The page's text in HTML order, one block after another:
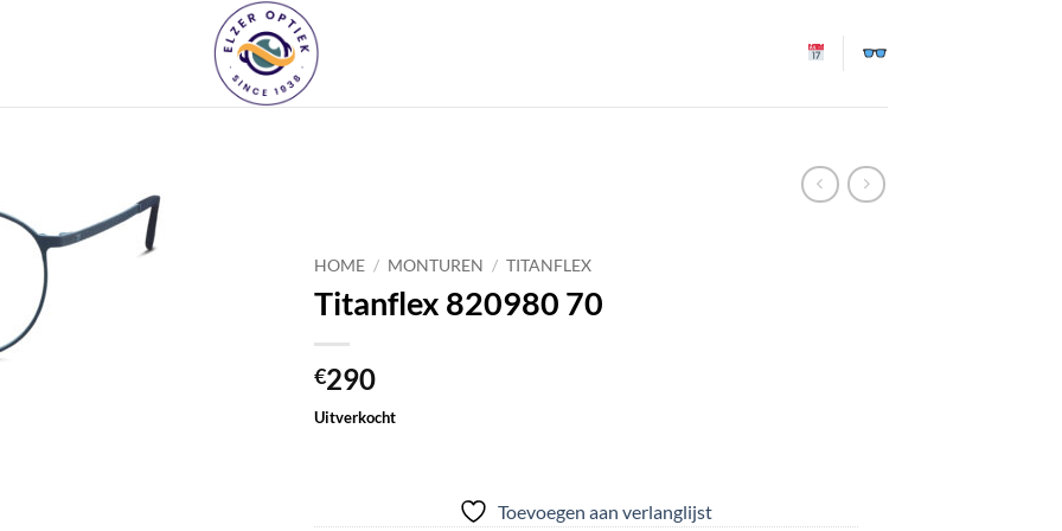
Toevoegen
HOME / MONTUREN / TITANFLEX
Titanflex 820980 70
€290
Uitverkocht
Toevoegen aan verlanglijst